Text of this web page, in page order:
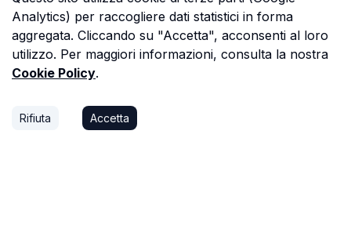
Analytics) per raccogliere dati statistici in forma
aggregata. Cliccando su "Accetta", acconsenti al loro
utilizzo. Per maggiori informazioni, consulta la nostra
Cookie Policy.
Rifiuta Accetta